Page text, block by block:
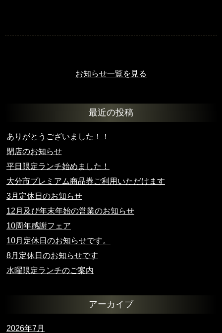
お知らせ一覧を見る
最近の投稿
ありがとうございました！！
閉店のお知らせ
平日限定ランチ始めました！
大分市プレミアム商品券ご利用いただけます
3月定休日のお知らせ
12月及び年末年始の営業のお知らせ
10周年感謝フェア
10月定休日のお知らせです。
8月定休日のお知らせです
水曜限定ランチのご案内
アーカイブ
2026年7月